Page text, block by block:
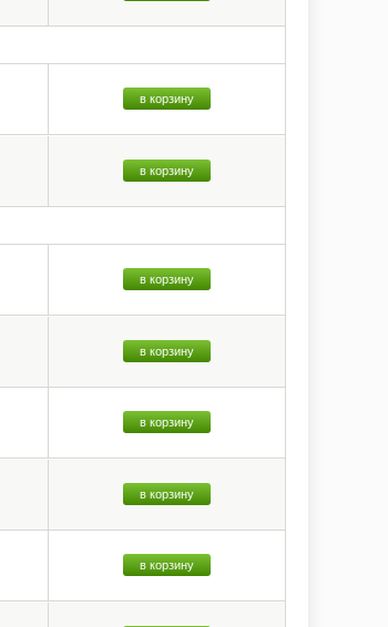
в корзину
в корзину
в корзину
в корзину
в корзину
в корзину
в корзину